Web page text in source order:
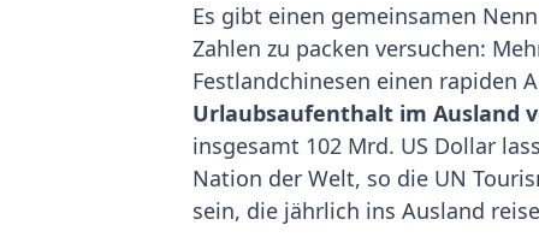
Es gibt einen gemeinsamen
Zahlen zu packen versuchen:
Festlandchinesen einen rapiden
Urlaubsaufenthalt im Ausland
insgesamt 102 Mrd. US Dollar
Nation der Welt, so die UN
sein, die jährlich ins Ausland